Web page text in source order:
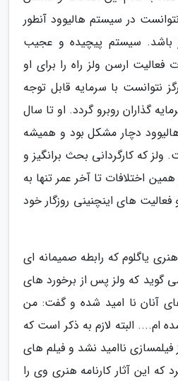
در سیستم هالیوود آنطور
باشد. سیستم پیچیده و عجیب
ارسن ولز راه را برای او
نتوانست با سرمایه قابل توجه
گذاران روبرو گردد. او تا سال
دچار مشکل بود و همیشه
که کارگردانی بحث برانگیز و
اختلافات تا آخر عمر تنها به
فعالیت های اینچنینی روزگار خود
یاگلوم که رابطه صمیمانه ای
گوید که ولز پس از برخورد های
آنان نا امید شده و گفت: من
ام.... البته لازم به ذکر است که
فیلمسازی ناامید نشد و فیلم های
که این آثار کارنامه هنری وی را